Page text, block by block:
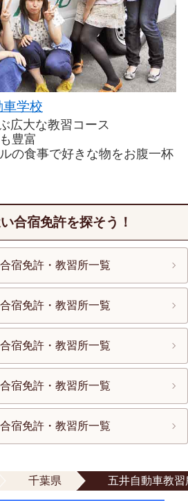
千葉県 五井自動車教習
車学校
広大な教習コース
豊富
の食事で好きな物をお腹一杯
合宿免許を探そう！
宿免許・教習所一覧
宿免許・教習所一覧
宿免許・教習所一覧
宿免許・教習所一覧
宿免許・教習所一覧